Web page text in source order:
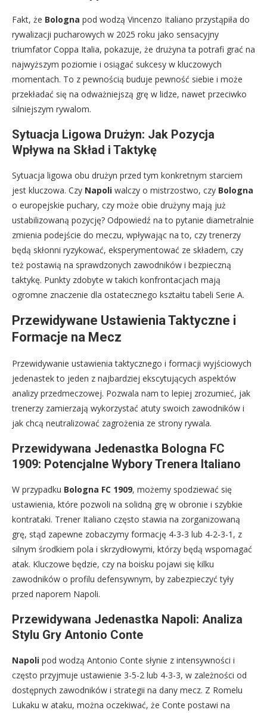
Fakt, że Bologna pod wodzą Vincenzo Italiano przystąpiła do
rywalizacji pucharowych w 2025 roku jako sensacyjny
triumfator Coppa Italia, pokazuje, że drużyna ta potrafi grać na
najwyższym poziomie i osiągać sukcesy w kluczowych
momentach. To z pewnością buduje pewność siebie i może
przekładać się na odważniejszą grę w lidze, nawet przeciwko
silniejszym rywalom.
Sytuacja Ligowa Drużyn: Jak Pozycja
Wpływa na Skład i Taktykę
Sytuacja ligowa obu drużyn przed tym konkretnym starciem
jest kluczowa. Czy Napoli walczy o mistrzostwo, czy Bologna
o europejskie puchary, czy może obie drużyny mają już
ustabilizowaną pozycję? Odpowiedź na to pytanie diametralnie
zmienia podejście do meczu, wpływając na to, czy trenerzy
będą skłonni ryzykować, eksperymentować ze składem, czy
też postawią na sprawdzonych zawodników i bezpieczną
taktykę. Punkty zdobyte w takich konfrontacjach mają
ogromne znaczenie dla ostatecznego kształtu tabeli Serie A.
Przewidywane Ustawienia Taktyczne i
Formacje na Mecz
Przewidywanie ustawienia taktycznego i formacji wyjściowych
jedenastek to jeden z najbardziej ekscytujących aspektów
analizy przedmeczowej. Pozwala nam to lepiej zrozumieć, jak
trenerzy zamierzają wykorzystać atuty swoich zawodników i
jak chcą neutralizować zagrożenia ze strony rywala.
Przewidywana Jedenastka Bologna FC
1909: Potencjalne Wybory Trenera Italiano
W przypadku Bologna FC 1909, możemy spodziewać się
ustawienia, które pozwoli na solidną grę w obronie i szybkie
kontrataki. Trener Italiano często stawia na zorganizowaną
grę, stąd zapewne zobaczymy formację 4-3-3 lub 4-2-3-1, z
silnym środkiem pola i skrzydłowymi, którzy będą wspomagać
atak. Kluczowe będzie, czy na boisku pojawi się kilku
zawodników o profilu defensywnym, by zabezpieczyć tyły
przed naporem Napoli.
Przewidywana Jedenastka Napoli: Analiza
Stylu Gry Antonio Conte
Napoli pod wodzą Antonio Conte słynie z intensywności i
często przyjmuje ustawienie 3-5-2 lub 4-3-3, w zależności od
dostępnych zawodników i strategii na dany mecz. Z Romelu
Lukaku w ataku, można oczekiwać, że Conte postawi na